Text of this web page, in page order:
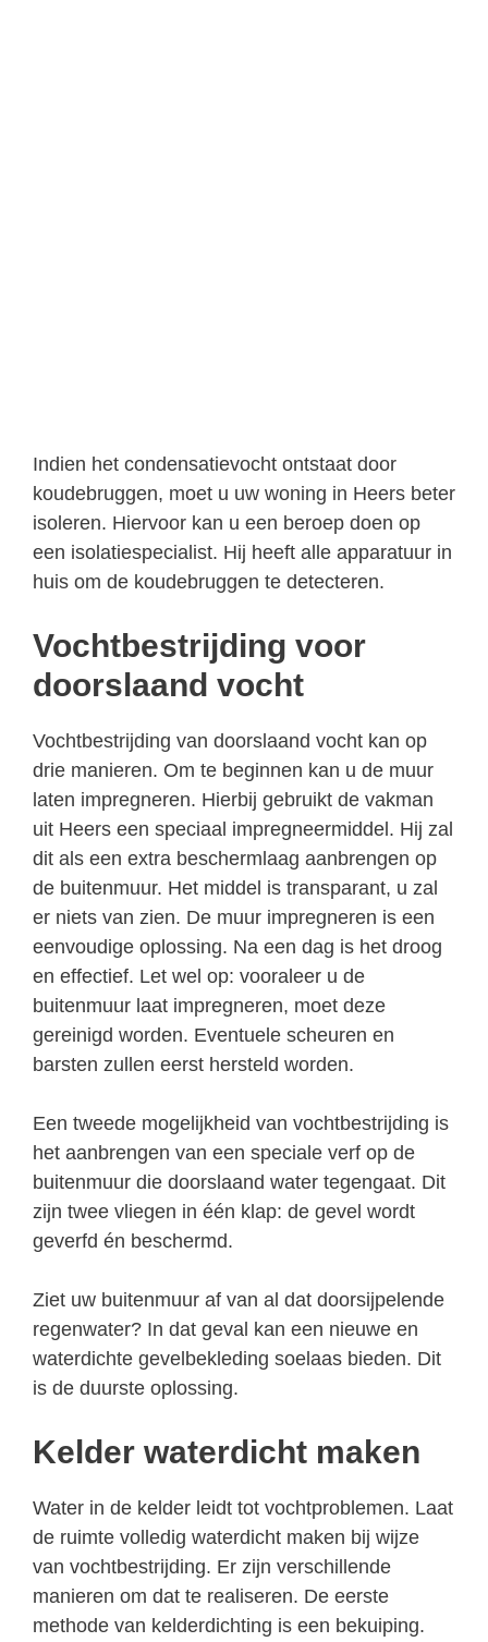
Indien het condensatievocht ontstaat door
koudebruggen, moet u uw woning in Heers beter
isoleren. Hiervoor kan u een beroep doen op
een isolatiespecialist. Hij heeft alle apparatuur in
huis om de koudebruggen te detecteren.
Vochtbestrijding voor
doorslaand vocht
Vochtbestrijding van doorslaand vocht kan op
drie manieren. Om te beginnen kan u de muur
laten impregneren. Hierbij gebruikt de vakman
uit Heers een speciaal impregneermiddel. Hij zal
dit als een extra beschermlaag aanbrengen op
de buitenmuur. Het middel is transparant, u zal
er niets van zien. De muur impregneren is een
eenvoudige oplossing. Na een dag is het droog
en effectief. Let wel op: vooraleer u de
buitenmuur laat impregneren, moet deze
gereinigd worden. Eventuele scheuren en
barsten zullen eerst hersteld worden.
Een tweede mogelijkheid van vochtbestrijding is
het aanbrengen van een speciale verf op de
buitenmuur die doorslaand water tegengaat. Dit
zijn twee vliegen in één klap: de gevel wordt
geverfd én beschermd.
Ziet uw buitenmuur af van al dat doorsijpelende
regenwater? In dat geval kan een nieuwe en
waterdichte gevelbekleding soelaas bieden. Dit
is de duurste oplossing.
Kelder waterdicht maken
Water in de kelder leidt tot vochtproblemen. Laat
de ruimte volledig waterdicht maken bij wijze
van vochtbestrijding. Er zijn verschillende
manieren om dat te realiseren. De eerste
methode van kelderdichting is een bekuiping.